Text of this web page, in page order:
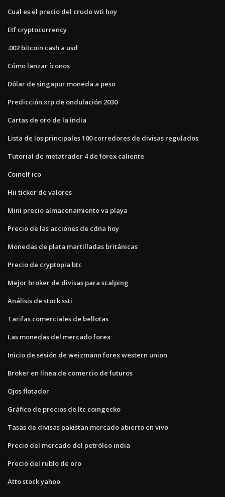
Cual es el precio del crudo wti hoy
Etf cryptocurrency
.002 bitcoin cash a usd
Cómo lanzar íconos
Dólar de singapur moneda a peso
Predicción xrp de ondulación 2030
Cartas de oro de la india
Lista de los principales 100 corredores de divisas regulados
Tutorial de metatrader 4 de forex caliente
Coinelf ico
Hii ticker de valores
Mini precio almacenamiento va playa
Precio de las acciones de cdna hoy
Monedas de plata martilladas británicas
Precio de cryptopia btc
Mejor broker de divisas para scalping
Análisis de stock ssti
Tarifas comerciales de bellotas
Las monedas del mercado forex
Inicio de sesión de weizmann forex western union
Broker en línea de comercio de futuros
Ojos flotador
Gráfico de precios de ltc coingecko
Tasas de divisas pakistan mercado abierto en vivo
Precio del mercado del petróleo india
Precio del rublo de oro
Atto stock yahoo